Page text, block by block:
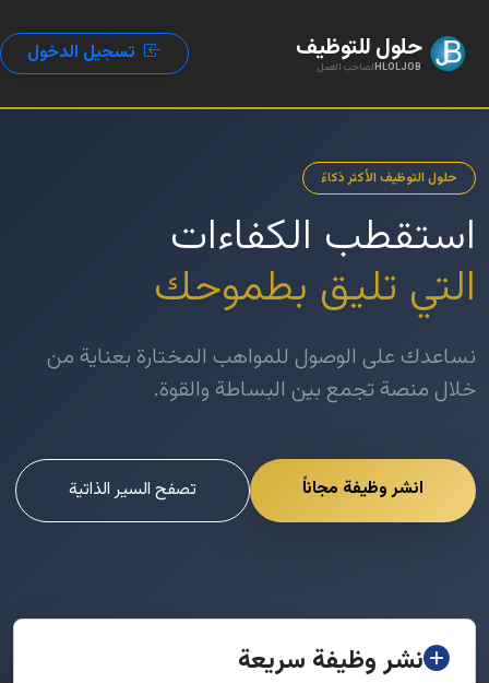
حلول للتوظيف
HLOLJOBلصاحب العمل
تسجيل الدخول
حلول التوظيف الأكثر ذكاءً
استقطب الكفاءات
التي تليق بطموحك
نساعدك على الوصول للمواهب المختارة بعناية من
خلال منصة تجمع بين البساطة والقوة.
انشر وظيفة مجاناً تصفح السير الذاتية
نشر وظيفة سريعة